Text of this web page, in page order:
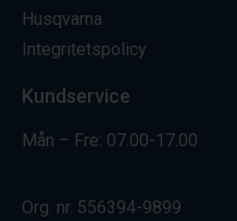
Husqvarna
Integritetspolicy
Kundservice
Mån – Fre: 07.00-17.00
Org. nr. 556394-9899